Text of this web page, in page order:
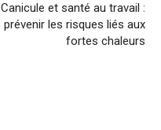
Canicule et santé au travail :
prévenir les risques liés aux
fortes chaleurs